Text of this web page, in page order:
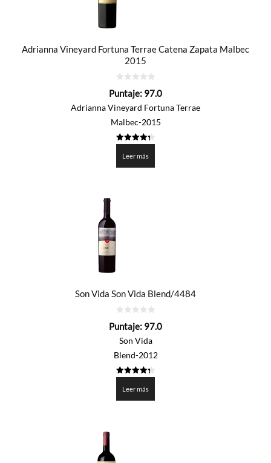
Adrianna Vineyard Fortuna Terrae Catena Zapata Malbec
2015
de
Puntaje: 97.0
Adrianna Vineyard Fortuna Terrae
Malbec-2015
de 5
Leer más
Son Vida Son Vida Blend/4484
de
Puntaje: 97.0
Son Vida
Blend-2012
de 5
Leer más